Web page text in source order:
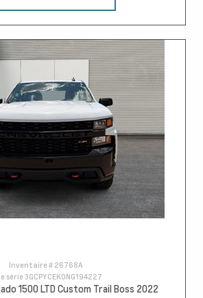
Inventaire # 26768A
série3GCPYCEK0NG194227
1500 LTD Custom Trail Boss 2022